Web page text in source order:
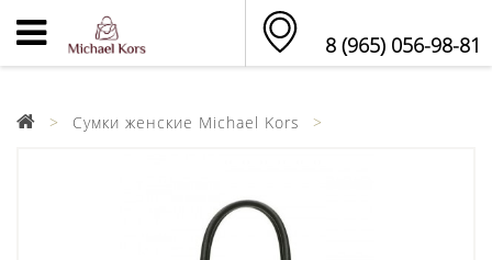
8 (965) 056-98-81
Сумки женские Michael Kors